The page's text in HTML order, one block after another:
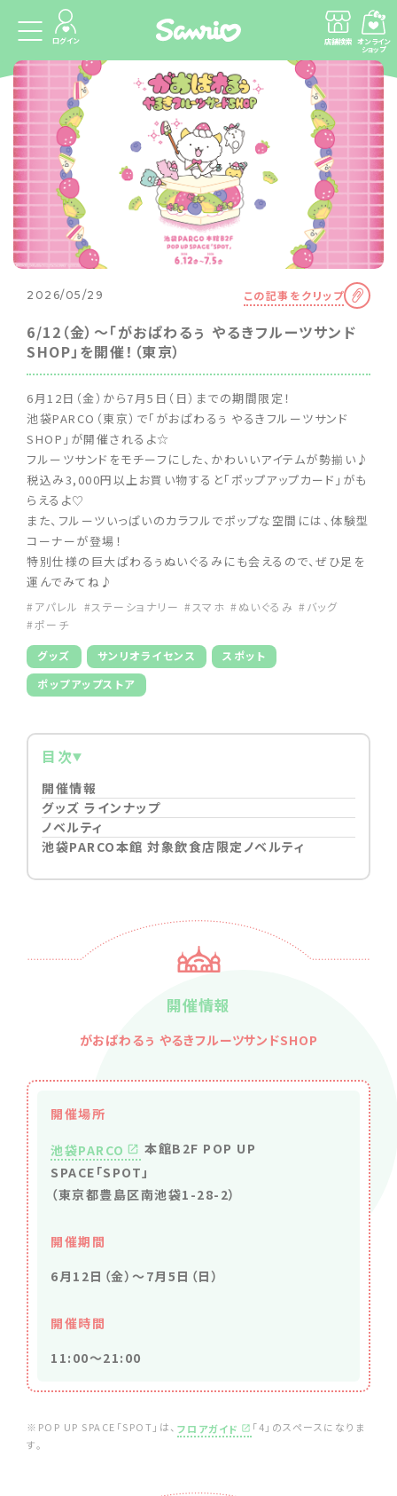
ログイン 店舗検索 オンライン
ショップ
2026/05/29 この記事をクリップ
6/12（金）〜「がおぱわるぅ やるきフルーツサンド
SHOP」を開催！（東京）
6月12日（金）から7月5日（日）までの期間限定！
池袋PARCO（東京）で「がおぱわるぅ やるきフルーツサンド
SHOP」が開催されるよ☆
フルーツサンドをモチーフにした、かわいいアイテムが勢揃い♪
税込み3,000円以上お買い物すると「ポップアップカード」がも
らえるよ♡
また、フルーツいっぱいのカラフルでポップな空間には、体験型
コーナーが登場！
特別仕様の巨大ぱわるぅぬいぐるみにも会えるので、ぜひ足を
運んでみてね♪
#アパレル #ステーショナリー #スマホ #ぬいぐるみ #バッグ
#ポーチ
グッズ サンリオライセンス
スポット
ポップアップストア
目次
開催情報
グッズ ラインナップ
ノベルティ
池袋PARCO本館 対象飲食店限定ノベルティ
開催情報
がおぱわるぅ やるきフルーツサンドSHOP
開催場所
池袋PARCO
本館B2F POP UP
SPACE「SPOT」
（東京都豊島区南池袋1-28-2）
開催期間
6月12日（金）〜7月5日（日）
開催時間
11:00〜21:00
※POP UP SPACE「SPOT」は、 フロアガイド
「4」のスペースになりま
す。